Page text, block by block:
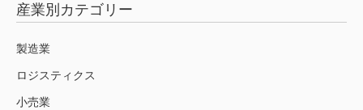
産業別カテゴリー
製造業
ロジスティクス
小売業